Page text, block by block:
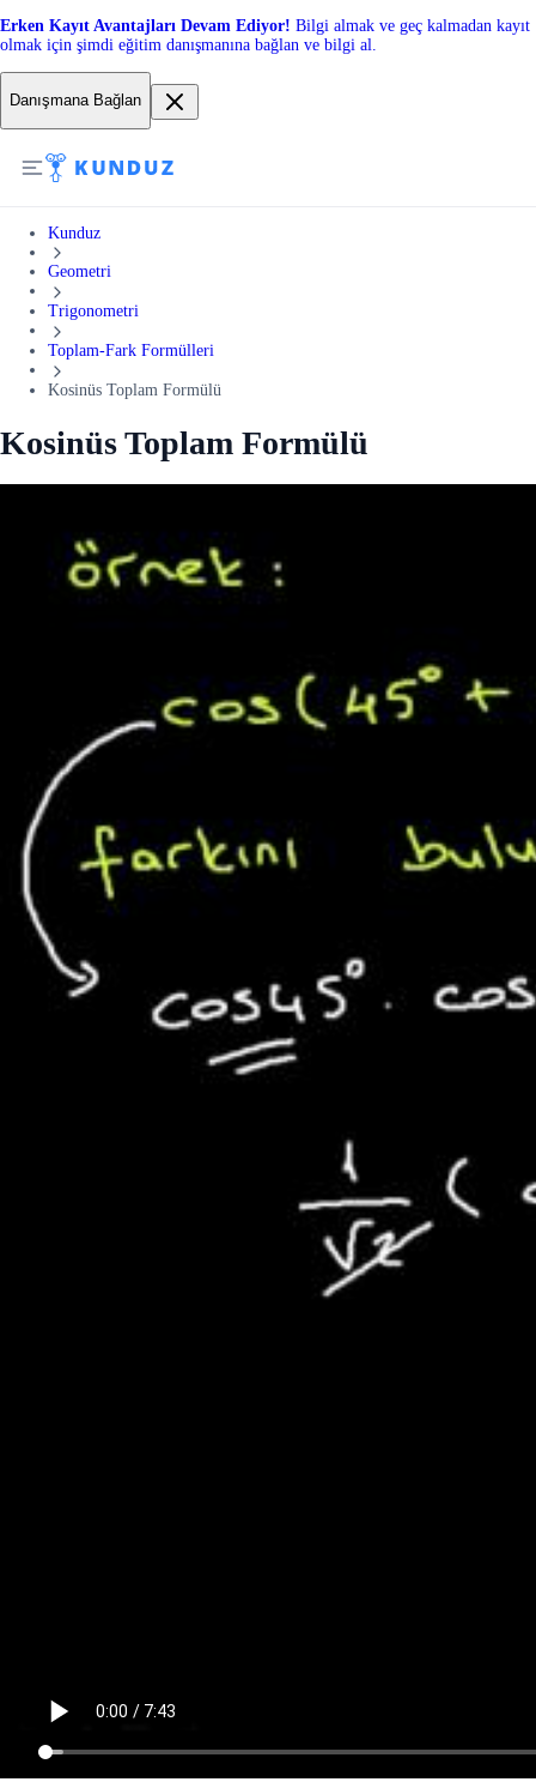
Erken Kayıt Avantajları Devam Ediyor! Bilgi almak ve geç kalmadan kayıt
olmak için şimdi eğitim danışmanına bağlan ve bilgi al.
Danışmana Bağlan
Kunduz
Geometri
Trigonometri
Toplam-Fark Formülleri
Kosinüs Toplam Formülü
Kosinüs Toplam Formülü